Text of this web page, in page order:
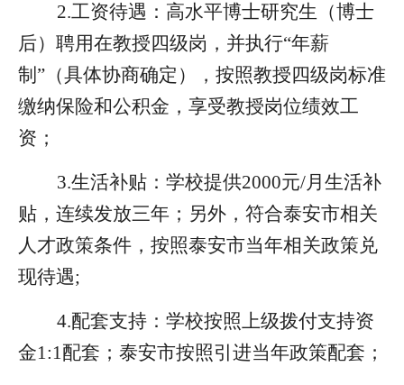
2.工资待遇 ： 高水平博士研究生（博士
后）聘用在教授四级岗， 并执行“年薪
制”（具体协商确定）， 按照教授四级岗标准
缴纳保险和公积金，享受教授岗位绩效工
资 ；
3.生活补贴：学校提供2000元/月生活补
贴 ， 连续发放三年 ；另外 ， 符合泰安市相关
人才政策条件 ， 按照泰安市当年相关政策兑
现待遇;
4.配套支持 ：学校按照上级拨付支持资
金1:1配套；泰安市按照引进当年政策配套 ；